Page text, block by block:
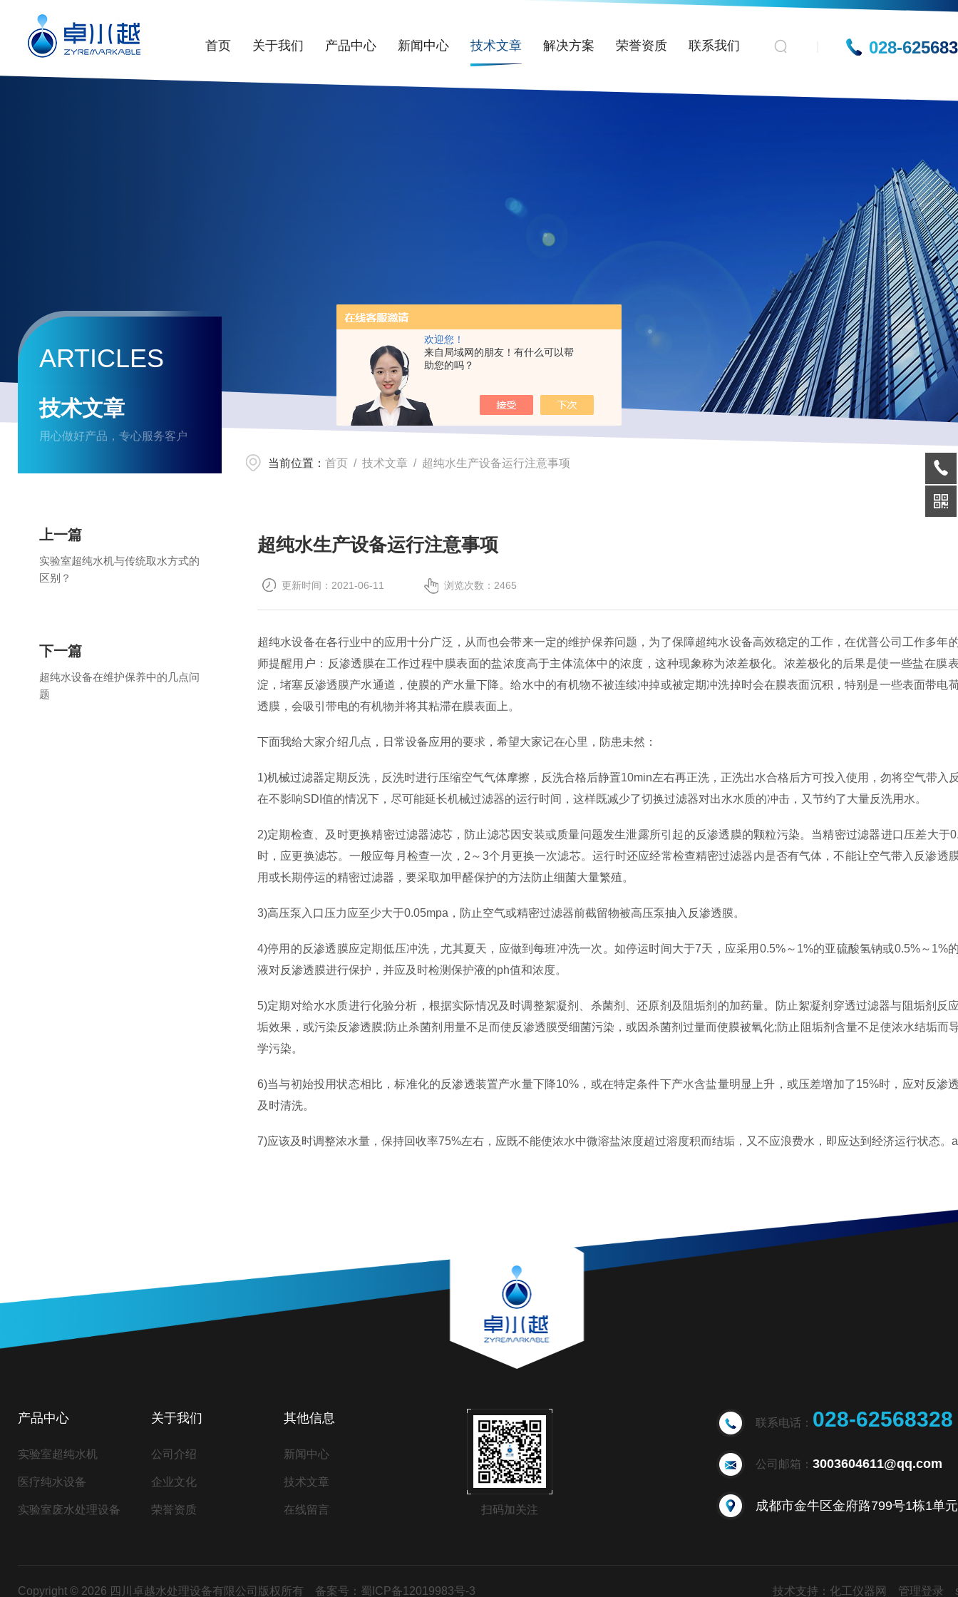
欢迎您！
来自局域网的朋友！有什么可以帮
助您的吗？
028-
首页 关于我们 产品中心 新闻中心 技术文章 解决方案 荣誉资质 联系我们
ARTICLES
技术文章
用心做好产品，专心服务客户
当前位置： 首页 / 技术文章 / 超纯水生产设备运行注意事项
超纯水生产设备运行注意事项
更新时间：2021-06-11 浏览次数：2465
超纯水设备在各行业中的应用十分广泛，从而也会带来一定的维护保养问题，为了保障超纯水设备高效稳定的工作，在优普公司工作多年
师提醒用户：反渗透膜在工作过程中膜表面的盐浓度高于主体流体中的浓度，这种现象称为浓差极化。浓差极化的后果是使一些盐在膜
淀，堵塞反渗透膜产水通道，使膜的产水量下降。给水中的有机物不被连续冲掉或被定期冲洗掉时会在膜表面沉积，特别是一些表面带电
透膜，会吸引带电的有机物并将其粘滞在膜表面上。
下面我给大家介绍几点，日常设备应用的要求，希望大家记在心里，防患未然：
1)机械过滤器定期反洗，反洗时进行压缩空气气体摩擦，反洗合格后静置10min左右再正洗，正洗出水合格后方可投入使用，勿将空气带入
在不影响SDI值的情况下，尽可能延长机械过滤器的运行时间，这样既减少了切换过滤器对出水水质的冲击，又节约了大量反洗用水。
2)定期检查、及时更换精密过滤器滤芯，防止滤芯因安装或质量问题发生泄露所引起的反渗透膜的颗粒污染。当精密过滤器进口压差大于
时，应更换滤芯。一般应每月检查一次，2～3个月更换一次滤芯。运行时还应经常检查精密过滤器内是否有气体，不能让空气带入反渗透
用或长期停运的精密过滤器，要采取加甲醛保护的方法防止细菌大量繁殖。
3)高压泵入口压力应至少大于0.05mpa，防止空气或精密过滤器前截留物被高压泵抽入反渗透膜。
4)停用的反渗透膜应定期低压冲洗，尤其夏天，应做到每班冲洗一次。如停运时间大于7天，应采用0.5%～1%的亚硫酸氢钠或0.5%～1%
液对反渗透膜进行保护，并应及时检测保护液的ph值和浓度。
5)定期对给水水质进行化验分析，根据实际情况及时调整絮凝剂、杀菌剂、还原剂及阻垢剂的加药量。防止絮凝剂穿透过滤器与阻垢剂反
垢效果，或污染反渗透膜;防止杀菌剂用量不足而使反渗透膜受细菌污染，或因杀菌剂过量而使膜被氧化;防止阻垢剂含量不足使浓水结垢而
学污染。
6)当与初始投用状态相比，标准化的反渗透装置产水量下降10%，或在特定条件下产水含盐量明显上升，或压差增加了15%时，应对反渗
及时清洗。
7)应该及时调整浓水量，保持回收率75%左右，应既不能使浓水中微溶盐浓度超过溶度积而结垢，又不应浪费水，即应达到经济运行状态。a
上一篇
实验室超纯水机与传统取水方式的
区别？
下一篇
超纯水设备在维护保养中的几点问
题
产品中心
实验室超纯水机
医疗纯水设备
实验室废水处理设备
关于我们
公司介绍
企业文化
荣誉资质
其他信息
新闻中心
技术文章
在线留言 扫码加关注
联系电话： 028-62568328
公司邮箱： 3003604611@qq.com
Copyright © 2026 四川卓越水处理设备有限公司版权所有 备案号：蜀ICP备12019983号-3 技术支持： 化工仪器网 管理登录